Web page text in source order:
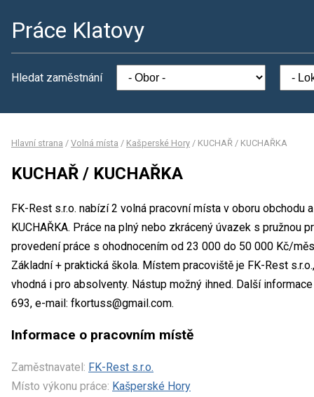
Práce Klatovy
Hledat zaměstnání
Hlavní strana / Volná místa / Kašperské Hory / KUCHAŘ / KUCHAŘKA
KUCHAŘ / KUCHAŘKA
FK-Rest s.r.o. nabízí 2 volná pracovní místa v oboru obchodu
KUCHAŘKA. Práce na plný nebo zkrácený úvazek s pružnou
provedení práce s ohodnocením od 23 000 do 50 000 Kč/
Základní + praktická škola. Místem pracoviště je FK-Rest
vhodná i pro absolventy. Nástup možný ihned. Další
693, e-mail: fkortuss@gmail.com.
Informace o pracovním místě
Zaměstnavatel: FK-Rest s.r.o.
Místo výkonu práce: Kašperské Hory